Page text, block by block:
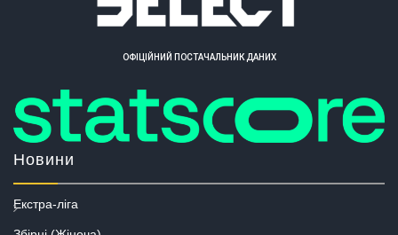
ОФІЦІЙНИЙ ПОСТАЧАЛЬНИК ДАНИХ
Новини
Екстра-ліга